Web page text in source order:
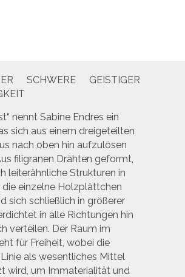
SCHWERE GEISTIGER
nennt Sabine Endres ein
sich aus einem dreigeteilten
nach oben hin aufzulösen
filigranen Drähten geformt,
leiterähnliche Strukturen in
die einzelne Holzplättchen
sich schließlich in größerer
in alle Richtungen hin
verteilen. Der Raum im
für Freiheit, wobei die
als wesentliches Mittel
wird, um Immaterialität und